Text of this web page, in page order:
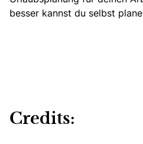
besser kannst du selbst
Credits: